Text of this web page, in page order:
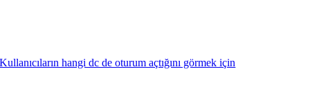
Kullanıcıların hangi dc de oturum açtığını görmek için